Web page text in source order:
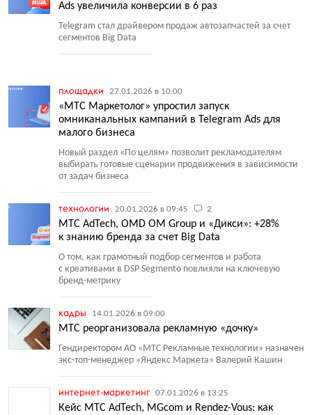
Ads увеличила конверсии в 6 раз
Telegram стал драйвером продаж автозапчастей за счет
сегментов Big Data
площадки 27.01.2026 в 10:00
«МТС Маркетолог» упростил запуск
омниканальных кампаний в Telegram Ads для
малого бизнеса
Новый раздел «По целям» позволит рекламодателям
выбирать готовые сценарии продвижения в зависимости
от задач бизнеса
технологии 20.01.2026 в 09:45 2
МТС AdTech, OMD OM Group и «Дикси»: +28%
к знанию бренда за счет Big Data
О том, как грамотный подбор сегментов и работа
с креативами в DSP Segmento повлияли на ключевую
бренд-метрику
кадры 14.01.2026 в 09:00
МТС реорганизовала рекламную «дочку»
Гендиректором АО «МТС Рекламные технологии» назначен
экс-топ-менеджер «Яндекс Маркета» Валерий Кашин
интернет-маркетинг 07.01.2026 в 13:25
Кейс МТС AdTech, MGcom и Rendez-Vous: как